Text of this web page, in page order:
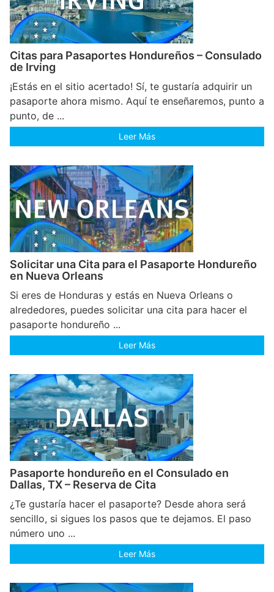
Citas para Pasaportes Hondureños – Consulado
de Irving
¡Estás en el sitio acertado! Sí, te gustaría adquirir un
pasaporte ahora mismo. Aquí te enseñaremos, punto a
punto, de ...
Leer Más
Solicitar una Cita para el Pasaporte Hondureño
en Nueva Orleans
Si eres de Honduras y estás en Nueva Orleans o
alrededores, puedes solicitar una cita para hacer el
pasaporte hondureño ...
Leer Más
Pasaporte hondureño en el Consulado en
Dallas, TX – Reserva de Cita
¿Te gustaría hacer el pasaporte? Desde ahora será
sencillo, si sigues los pasos que te dejamos. El paso
número uno ...
Leer Más